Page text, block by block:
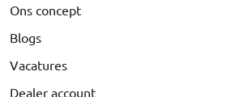
Ons concept
Blogs
Vacatures
Dealer account